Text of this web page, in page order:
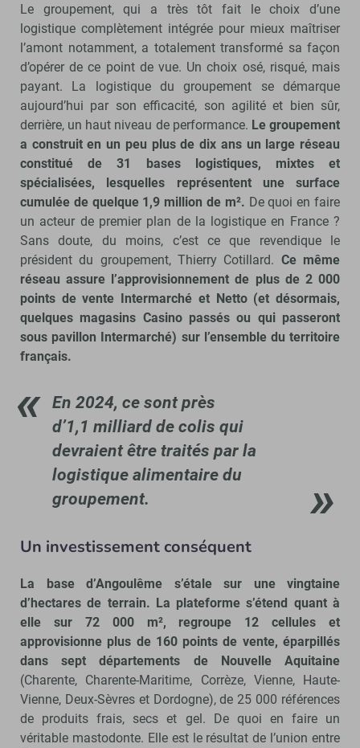
Le groupement, qui a très tôt fait le choix d’une
logistique complètement intégrée pour mieux maîtriser
l’amont notamment, a totalement transformé sa façon
d’opérer de ce point de vue. Un choix osé, risqué, mais
payant. La logistique du groupement se démarque
aujourd’hui par son efficacité, son agilité et bien sûr,
derrière, un haut niveau de performance. Le groupement
a construit en un peu plus de dix ans un large réseau
constitué de 31 bases logistiques, mixtes et
spécialisées, lesquelles représentent une surface
cumulée de quelque 1,9 million de m². De quoi en faire
un acteur de premier plan de la logistique en France ?
Sans doute, du moins, c’est ce que revendique le
président du groupement, Thierry Cotillard. Ce même
réseau assure l’approvisionnement de plus de 2 000
points de vente Intermarché et Netto (et désormais,
quelques magasins Casino passés ou qui passeront
sous pavillon Intermarché) sur l’ensemble du territoire
français.
En 2024, ce sont près
d’1,1 milliard de colis qui
devraient être traités par la
logistique alimentaire du
groupement.
Un investissement conséquent
La base d’Angoulême s’étale sur une vingtaine
d’hectares de terrain. La plateforme s’étend quant à
elle sur 72 000 m², regroupe 12 cellules et
approvisionne plus de 160 points de vente, éparpillés
dans sept départements de Nouvelle Aquitaine
(Charente, Charente-Maritime, Corrèze, Vienne, Haute-
Vienne, Deux-Sèvres et Dordogne), de 25 000 références
de produits frais, secs et gel. De quoi en faire un
véritable mastodonte. Elle est le résultat de l’union entre